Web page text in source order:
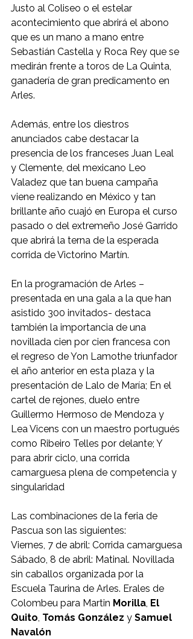
Justo al Coliseo o el estelar
acontecimiento que abrirá el abono
que es un mano a mano entre
Sebastián Castella y Roca Rey que se
medirán frente a toros de La Quinta,
ganadería de gran predicamento en
Arles.
Además, entre los diestros
anunciados cabe destacar la
presencia de los franceses Juan Leal
y Clemente, del mexicano Leo
Valadez que tan buena campaña
viene realizando en México y tan
brillante año cuajó en Europa el curso
pasado o del extremeño José Garrido
que abrirá la terna de la esperada
corrida de Victorino Martín.
En la programación de Arles –
presentada en una gala a la que han
asistido 300 invitados- destaca
también la importancia de una
novillada cien por cien francesa con
el regreso de Yon Lamothe triunfador
el año anterior en esta plaza y la
presentación de Lalo de María; En el
cartel de rejones, duelo entre
Guillermo Hermoso de Mendoza y
Lea Vicens con un maestro portugués
como Ribeiro Telles por delante; Y
para abrir ciclo, una corrida
camarguesa plena de competencia y
singularidad
Las combinaciones de la feria de
Pascua son las siguientes:
Viernes, 7 de abril: Corrida camarguesa
Sábado, 8 de abril: Matinal. Novillada
sin caballos organizada por la
Escuela Taurina de Arles. Erales de
Colombeu para Martin Morilla, El
Quito, Tomás González y Samuel
Navalón